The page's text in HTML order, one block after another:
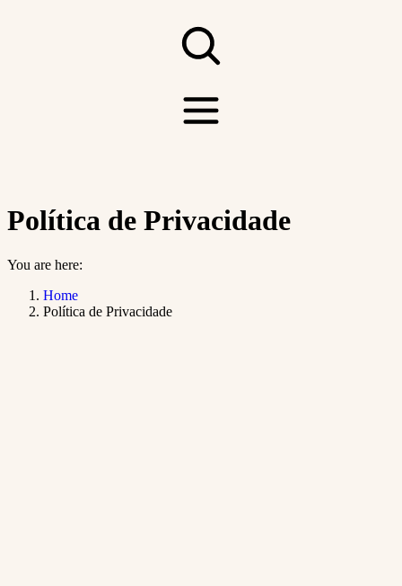
Política de Privacidade
You are here:
Home
Política de Privacidade